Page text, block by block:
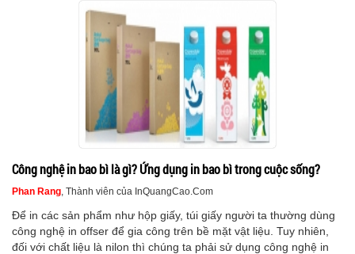
Công nghệ in bao bì là gì? Ứng dụng in bao bì trong cuộc sống?
Phan Rang, Thành viên của InQuangCao.Com
Để in các sản phẩm như hộp giấy, túi giấy người ta thường dùng
công nghệ in offser để gia công trên bề mặt vật liệu. Tuy nhiên,
đối với chất liệu là nilon thì chúng ta phải sử dụng công nghệ in